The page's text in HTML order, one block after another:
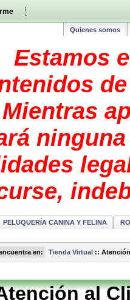
Quienes somos
Estamos
Mientras
PELUQUERÍA CANINA Y FELINA
en: Tienda Virtual ::
al